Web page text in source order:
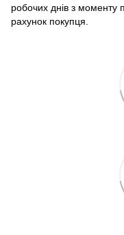
робочих днів з моменту
рахунок покупця.